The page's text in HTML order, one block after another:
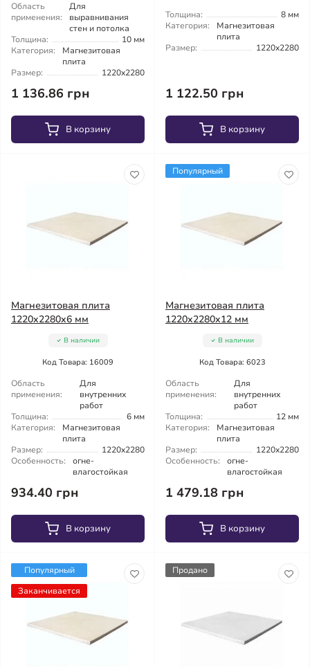
Область
применения:
Для
выравнивания
стен и потолка
Толщина:
10 мм
Категория:
Магнезитовая
плита
Размер:
1220x2280
1 136.86 грн
В корзину
Толщина:
8 мм
Категория:
Магнезитовая
плита
Размер:
1220x2280
1 122.50 грн
В корзину
Магнезитовая плита
1220x2280x6 мм
В наличии
Код Товара: 16009
Область
применения:
Для
внутренних
работ
Толщина:
6 мм
Категория:
Магнезитовая
плита
Размер:
1220x2280
Особенность:
огне-
влагостойкая
934.40 грн
В корзину
Популярный
Магнезитовая плита
1220x2280x12 мм
В наличии
Код Товара: 6023
Область
применения:
Для
внутренних
работ
Толщина:
12 мм
Категория:
Магнезитовая
плита
Размер:
1220x2280
Особенность:
огне-
влагостойкая
1 479.18 грн
В корзину
Популярный
Заканчивается
Продано